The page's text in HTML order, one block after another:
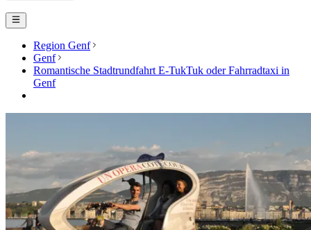
Region Genf
Genf
Romantische Stadtrundfahrt E-TukTuk oder Fahrradtaxi in
Genf